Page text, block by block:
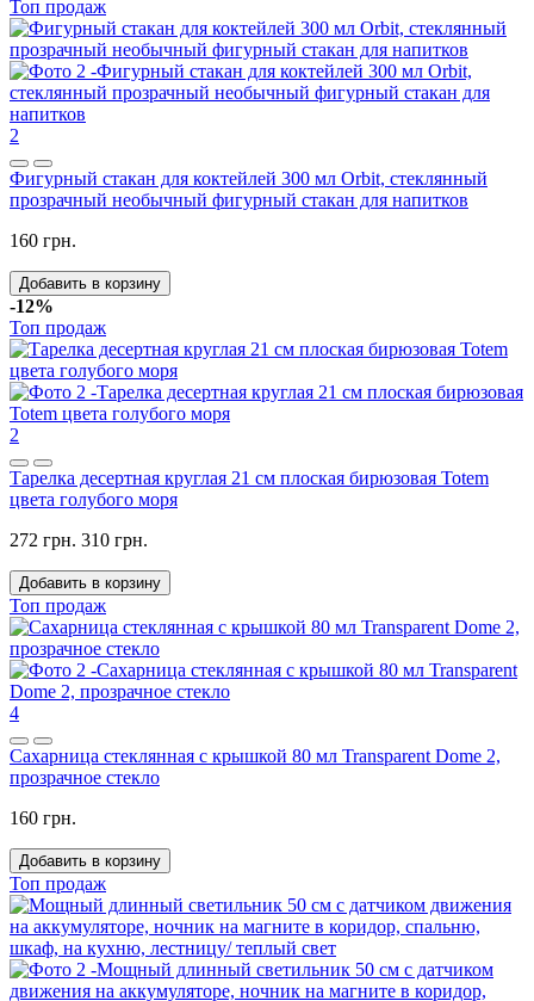
Топ продаж
2
Фигурный стакан для коктейлей 300 мл Orbit, стеклянный
прозрачный необычный фигурный стакан для напитков
160 грн.
Добавить в корзину
-12%
Топ продаж
2
Тарелка десертная круглая 21 см плоская бирюзовая Totem
цвета голубого моря
272 грн. 310 грн.
Добавить в корзину
Топ продаж
4
Сахарница стеклянная с крышкой 80 мл Transparent Dome 2,
прозрачное стекло
160 грн.
Добавить в корзину
Топ продаж